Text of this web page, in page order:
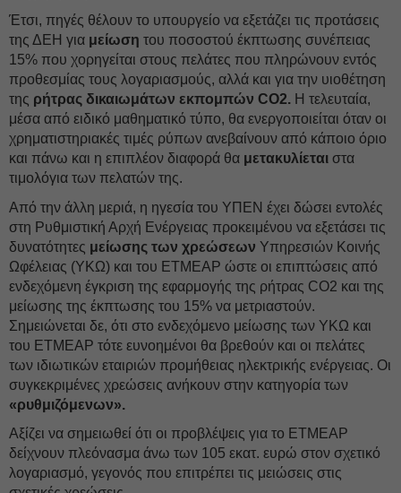
Έτσι, πηγές θέλουν το υπουργείο να εξετάζει τις προτάσεις
της ΔΕH για μείωση του ποσοστού έκπτωσης συνέπειας
15% που χορηγείται στους πελάτες που πληρώνουν εντός
προθεσμίας τους λογαριασμούς, αλλά και για την υιοθέτηση
της ρήτρας δικαιωμάτων εκπομπών CO2. Η τελευταία,
μέσα από ειδικό μαθηματικό τύπο, θα ενεργοποιείται όταν οι
χρηματιστηριακές τιμές ρύπων ανεβαίνουν από κάποιο όριο
και πάνω και η επιπλέον διαφορά θα μετακυλίεται στα
τιμολόγια των πελατών της.
Από την άλλη μεριά, η ηγεσία του ΥΠΕΝ έχει δώσει εντολές
στη Ρυθμιστική Αρχή Ενέργειας προκειμένου να εξετάσει τις
δυνατότητες μείωσης των χρεώσεων Υπηρεσιών Κοινής
Ωφέλειας (ΥΚΩ) και του ΕΤΜΕΑΡ ώστε οι επιπτώσεις από
ενδεχόμενη έγκριση της εφαρμογής της ρήτρας CO2 και της
μείωσης της έκπτωσης του 15% να μετριαστούν.
Σημειώνεται δε, ότι στο ενδεχόμενο μείωσης των ΥΚΩ και
του ΕΤΜΕΑΡ τότε ευνοημένοι θα βρεθούν και οι πελάτες
των ιδιωτικών εταιριών προμήθειας ηλεκτρικής ενέργειας. Οι
συγκεκριμένες χρεώσεις ανήκουν στην κατηγορία των
«ρυθμιζόμενων».
Αξίζει να σημειωθεί ότι οι προβλέψεις για το ΕΤΜΕΑΡ
δείχνουν πλεόνασμα άνω των 105 εκατ. ευρώ στον σχετικό
λογαριασμό, γεγονός που επιτρέπει τις μειώσεις στις